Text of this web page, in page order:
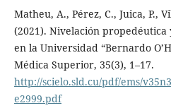
Matheu, A., Pérez, C., Juica, P.,
(2021). Nivelación
en la Universidad “Bernardo
Médica Superior, 35(3), 1–17.
http://scielo.sld.cu/pdf/ems/
e2999.pdf